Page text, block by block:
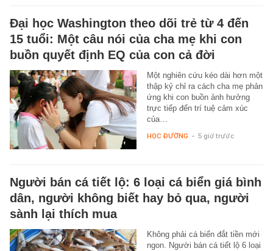
Đại học Washington theo dõi trẻ từ 4 đến
15 tuổi: Một câu nói của cha mẹ khi con
buồn quyết định EQ của con cả đời
Một nghiên cứu kéo dài hơn một
thập kỷ chỉ ra cách cha mẹ phản
ứng khi con buồn ảnh hưởng
trực tiếp đến trí tuệ cảm xúc
của…
HỌC ĐƯỜNG - 5 giờ trước
Người bán cá tiết lộ: 6 loại cá biển giá bình
dân, người không biết hay bỏ qua, người
sành lại thích mua
Không phải cá biển đắt tiền mới
ngon. Người bán cá tiết lộ 6 loại